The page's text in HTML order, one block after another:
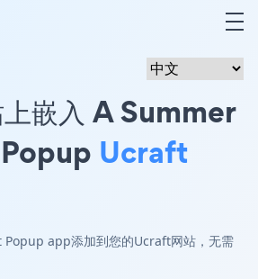
嵌入 A Summer
Ucraft
app添加到您的Ucraft网站，无需